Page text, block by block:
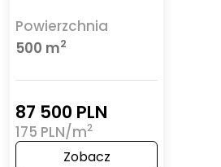
Powierzchnia
500 m2
87 500 PLN
175 PLN/m2
Zobacz